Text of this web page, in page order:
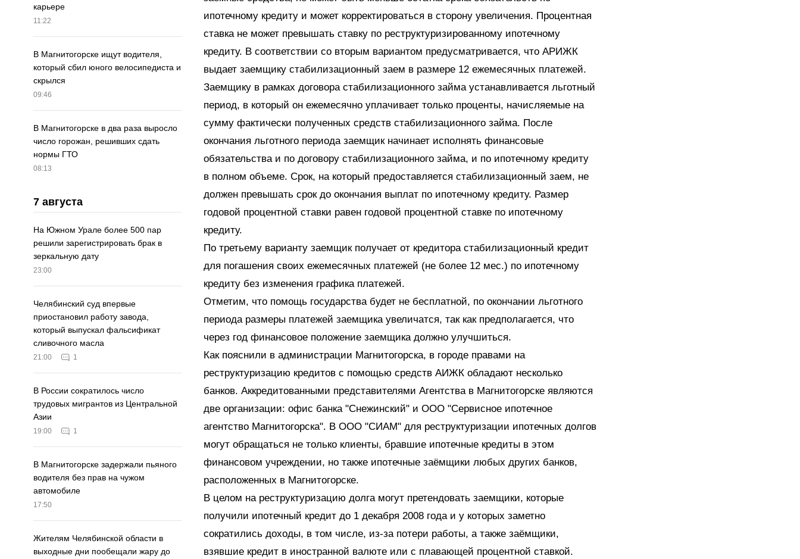
карьере
11:22
В Магнитогорске ищут водителя,
который сбил юного велосипедиста и
скрылся
09:46
В Магнитогорске в два раза выросло
число горожан, решивших сдать
нормы ГТО
08:13
7 августа
На Южном Урале более 500 пар
решили зарегистрировать брак в
зеркальную дату
23:00
Челябинский суд впервые
приостановил работу завода,
который выпускал фальсификат
сливочного масла
21:00 1
В России сократилось число
трудовых мигрантов из Центральной
Азии
19:00 1
В Магнитогорске задержали пьяного
водителя без прав на чужом
автомобиле
17:50
Жителям Челябинской области в
выходные дни пообещали жару до
ипотечному кредиту и может корректироваться в сторону увеличения. Процентная
ставка не может превышать ставку по реструктуризированному ипотечному
кредиту. В соответствии со вторым вариантом предусматривается, что АРИЖК
выдает заемщику стабилизационный заем в размере 12 ежемесячных платежей.
Заемщику в рамках договора стабилизационного займа устанавливается льготный
период, в который он ежемесячно уплачивает только проценты, начисляемые на
сумму фактически полученных средств стабилизационного займа. После
окончания льготного периода заемщик начинает исполнять финансовые
обязательства и по договору стабилизационного займа, и по ипотечному кредиту
в полном объеме. Срок, на который предоставляется стабилизационный заем, не
должен превышать срок до окончания выплат по ипотечному кредиту. Размер
годовой процентной ставки равен годовой процентной ставке по ипотечному
кредиту.
По третьему варианту заемщик получает от кредитора стабилизационный кредит
для погашения своих ежемесячных платежей (не более 12 мес.) по ипотечному
кредиту без изменения графика платежей.
Отметим, что помощь государства будет не бесплатной, по окончании льготного
периода размеры платежей заемщика увеличатся, так как предполагается, что
через год финансовое положение заемщика должно улучшиться.
Как пояснили в администрации Магнитогорска, в городе правами на
реструктуризацию кредитов с помощью средств АИЖК обладают несколько
банков. Аккредитованными представителями Агентства в Магнитогорске являются
две организации: офис банка "Снежинский" и ООО "Сервисное ипотечное
агентство Магнитогорска". В ООО "СИАМ" для реструктуризации ипотечных долгов
могут обращаться не только клиенты, бравшие ипотечные кредиты в этом
финансовом учреждении, но также ипотечные заёмщики любых других банков,
расположенных в Магнитогорске.
В целом на реструктуризацию долга могут претендовать заемщики, которые
получили ипотечный кредит до 1 декабря 2008 года и у которых заметно
сократились доходы, в том числе, из-за потери работы, а также заёмщики,
взявшие кредит в иностранной валюте или с плавающей процентной ставкой.